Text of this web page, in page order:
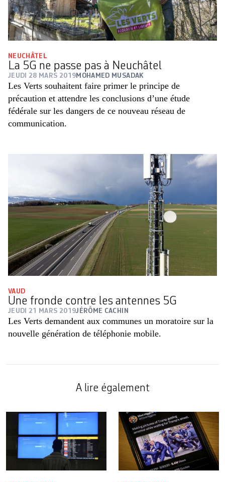
NEUCHÂTEL
La 5G ne passe pas à Neuchâtel
JEUDI 28 MARS 2019 MOHAMED MUSADAK
Les Verts souhaitent faire primer le principe de
précaution et attendre les conclusions d’une étude
fédérale sur les dangers de ce nouveau réseau de
communication.
VAUD
Une fronde contre les antennes 5G
JEUDI 21 MARS 2019JÉRÔME CACHIN
Les Verts demandent aux communes un moratoire sur la
nouvelle génération de téléphonie mobile.
A lire également